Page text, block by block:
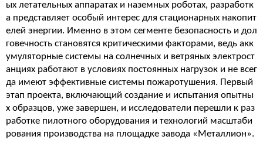
ых летательных аппаратах и наземных роботах, разработк
а представляет особый интерес для стационарных накопит
елей энергии. Именно в этом сегменте безопасность и дол
говечность становятся критическими факторами, ведь акк
умуляторные системы на солнечных и ветряных электрост
анциях работают в условиях постоянных нагрузок и не всег
да имеют эффективные системы пожаротушения. Первый
этап проекта, включающий создание и испытания опытны
х образцов, уже завершен, и исследователи перешли к раз
работке пилотного оборудования и технологий масштаби
рования производства на площадке завода «Металлион».